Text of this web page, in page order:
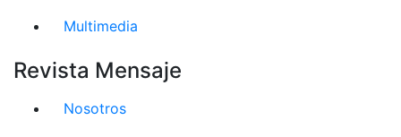
Multimedia
Revista Mensaje
Nosotros